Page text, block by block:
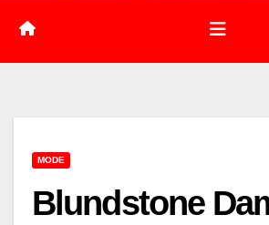
MODE
Blundstone